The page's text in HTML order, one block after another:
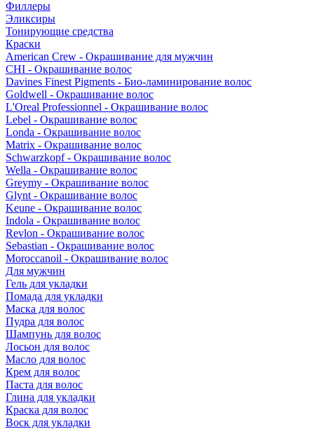
Филлеры
Эликсиры
Тонирующие средства
Краски
American Crew - Окрашивание для мужчин
CHI - Окрашивание волос
Davines Finest Pigments - Био-ламинирование волос
Goldwell - Окрашивание волос
L'Oreal Professionnel - Окрашивание волос
Lebel - Окрашивание волос
Londa - Окрашивание волос
Matrix - Окрашивание волос
Schwarzkopf - Окрашивание волос
Wella - Окрашивание волос
Greymy - Окрашивание волос
Glynt - Окрашивание волос
Keune - Окрашивание волос
Indola - Окрашивание волос
Revlon - Окрашивание волос
Sebastian - Окрашивание волос
Moroccanoil - Окрашивание волос
Для мужчин
Гель для укладки
Помада для укладки
Маска для волос
Пудра для волос
Шампунь для волос
Лосьон для волос
Масло для волос
Крем для волос
Паста для волос
Глина для укладки
Краска для волос
Воск для укладки